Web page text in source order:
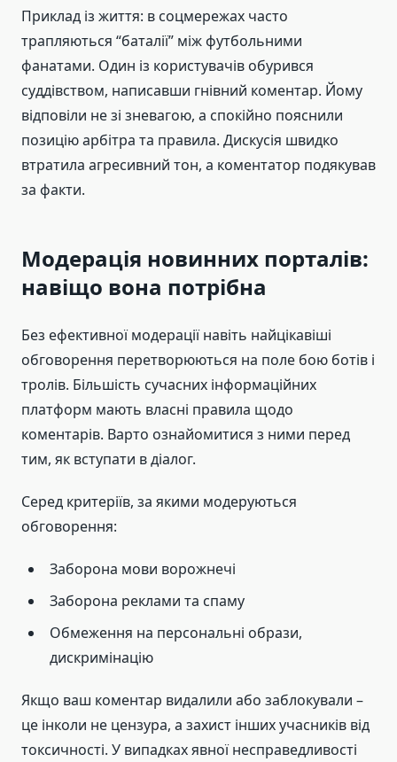
Приклад із життя: в соцмережах часто
трапляються “баталії” між футбольними
фанатами. Один із користувачів обурився
суддівством, написавши гнівний коментар. Йому
відповіли не зі зневагою, а спокійно пояснили
позицію арбітра та правила. Дискусія швидко
втратила агресивний тон, а коментатор подякував
за факти.
Модерація новинних порталів:
навіщо вона потрібна
Без ефективної модерації навіть найцікавіші
обговорення перетворюються на поле бою ботів і
тролів. Більшість сучасних інформаційних
платформ мають власні правила щодо
коментарів. Варто ознайомитися з ними перед
тим, як вступати в діалог.
Серед критеріїв, за якими модеруються
обговорення:
Заборона мови ворожнечі
Заборона реклами та спаму
Обмеження на персональні образи,
дискримінацію
Якщо ваш коментар видалили або заблокували –
це інколи не цензура, а захист інших учасників від
токсичності. У випадках явної несправедливості